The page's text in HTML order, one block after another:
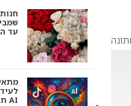
עד
תופיעו בתשובות AI